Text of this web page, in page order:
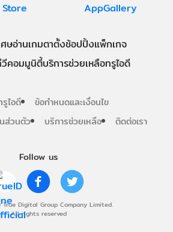
Follow us
Digital Group Company Limited.
All rights reserved
ษอ่านเกมตาตั้งช้อปปิ้งแพ็กเกจ
คอมมูนิตี้บริการช่วยเหลือทรูไอดี
ไอดี
ข้อกำหนดและเงื่อนไข
ส่วนตัว
บริการช่วยเหลือ ติดต่อเรา